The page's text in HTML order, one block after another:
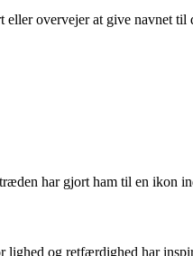
overvejer at give navnet til
har gjort ham til en ikon
lighed og retfærdighed har